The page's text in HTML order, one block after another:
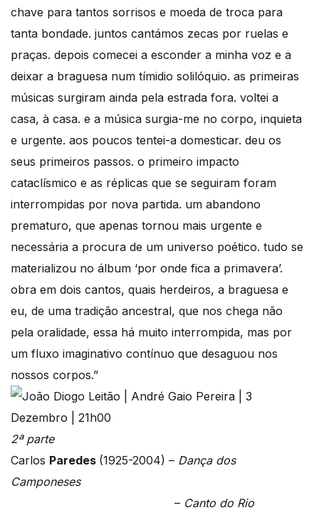
chave para tantos sorrisos e moeda de troca para
tanta bondade. juntos cantámos zecas por ruelas e
praças. depois comecei a esconder a minha voz e a
deixar a braguesa num tímidio solilóquio. as primeiras
músicas surgiram ainda pela estrada fora. voltei a
casa, à casa. e a música surgia-me no corpo, inquieta
e urgente. aos poucos tentei-a domesticar. deu os
seus primeiros passos. o primeiro impacto
cataclísmico e as réplicas que se seguiram foram
interrompidas por nova partida. um abandono
prematuro, que apenas tornou mais urgente e
necessária a procura de um universo poético. tudo se
materializou no álbum ‘por onde fica a primavera’.
obra em dois cantos, quais herdeiros, a braguesa e
eu, de uma tradição ancestral, que nos chega não
pela oralidade, essa há muito interrompida, mas por
um fluxo imaginativo contínuo que desaguou nos
nossos corpos.”
2ª parte
Carlos Paredes (1925-2004) – Dança dos
Camponeses
– Canto do Rio